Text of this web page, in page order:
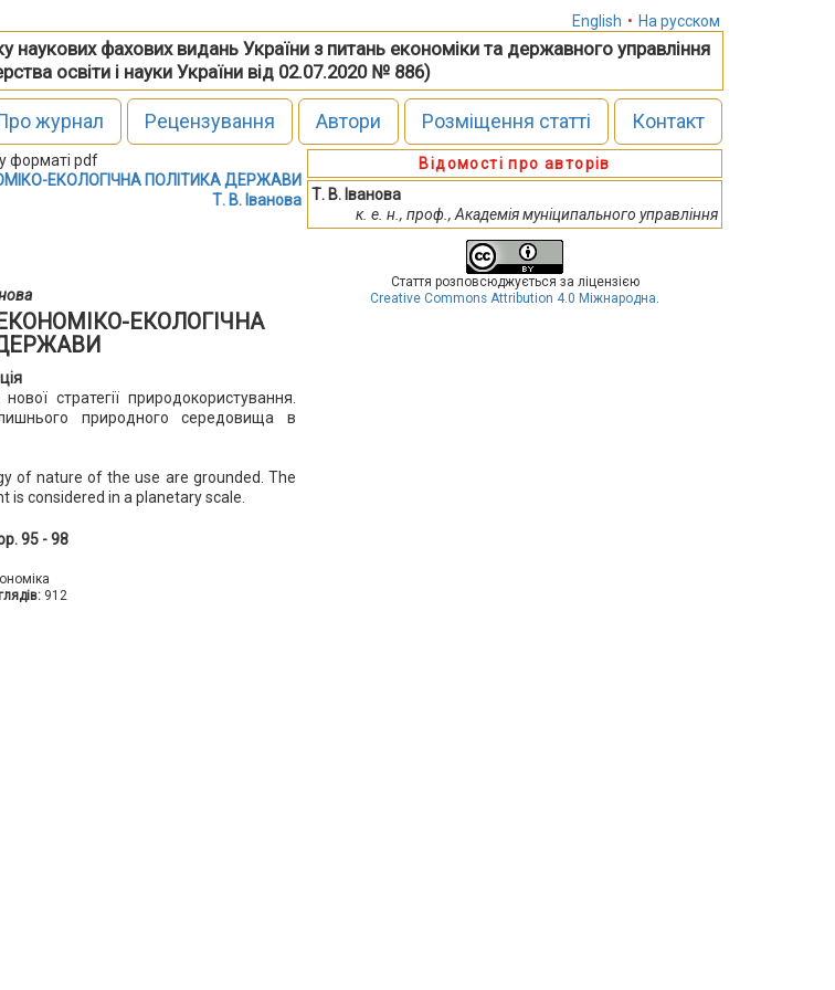
English • На русском
наукових фахових видань України з питань економіки та державного управління
освіти і науки України від 02.07.2020 № 886)
журнал Рецензування Автори Розміщення статті Контакт
ЕКОЛОГІЧНА ПОЛІТИКА ДЕРЖАВИ
Т. В. Іванова
ЕКОЛОГІЧНА
стратегії природокористування.
природного середовища в
of nature of the use are grounded. The
considered in a planetary scale.
95 - 98
912
Відомості про авторів
Т. В. Іванова
к. е. н., проф., Академія муніципального управління
Стаття розповсюджується за ліцензією
Creative Commons Attribution 4.0 Міжнародна.